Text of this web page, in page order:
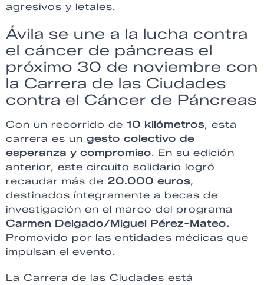
agresivos y letales.
Ávila se une a la lucha contra
el cáncer de páncreas el
próximo 30 de noviembre con
la Carrera de las Ciudades
contra el Cáncer de Páncreas
Con un recorrido de 10 kilómetros, esta
carrera es un gesto colectivo de
esperanza y compromiso. En su edición
anterior, este circuito solidario logró
recaudar más de 20.000 euros,
destinados íntegramente a becas de
investigación en el marco del programa
Carmen Delgado/Miguel Pérez-Mateo.
Promovido por las entidades médicas que
impulsan el evento.
La Carrera de las Ciudades está